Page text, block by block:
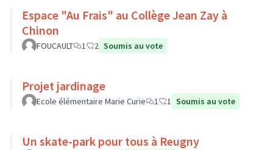
Espace "Au Frais" au Collège Jean Zay à
Chinon
FOUCAULT 1 2 Soumis au vote
Projet jardinage
Ecole élémentaire Marie Curie 1 1 Soumis au vote
Un skate-park pour tous à Reugny